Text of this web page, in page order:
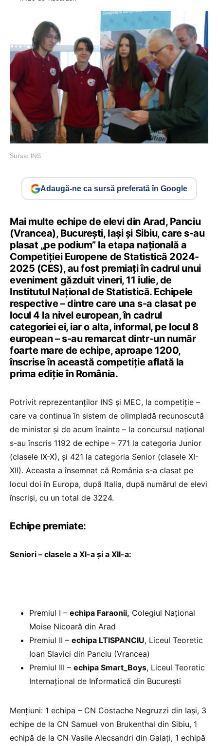
Sursa: INS
Adaugă-ne ca sursă preferată în Google
Mai multe echipe de elevi din Arad, Panciu
(Vrancea), București, Iași și Sibiu, care s-au
plasat „pe podium” la etapa națională a
Competiției Europene de Statistică 2024-
2025 (CES), au fost premiați în cadrul unui
eveniment găzduit vineri, 11 iulie, de
Institutul Național de Statistică. Echipele
respective – dintre care una s-a clasat pe
locul 4 la nivel european, în cadrul
categoriei ei, iar o alta, informal, pe locul 8
european – s-au remarcat dintr-un număr
foarte mare de echipe, aproape 1200,
înscrise în această competiție aflată la
prima ediție în România.
Potrivit reprezentanților INS și MEC, la competiție –
care va continua în sistem de olimpiadă recunoscută
de minister și de acum înainte – la concursul național
s-au înscris 1192 de echipe – 771 la categoria Junior
(clasele IX-X), și 421 la categoria Senior (clasele XI-
XII). Aceasta a însemnat că România s-a clasat pe
locul doi în Europa, după Italia, după numărul de elevi
înscriși, cu un total de 3224.
Echipe premiate:
Seniori – clasele a XI-a și a XII-a:
Premiul I – echipa Faraonii, Colegiul Național
Moise Nicoară din Arad
Premiul II – echipa LTISPANCIU, Liceul Teoretic
Ioan Slavici din Panciu (Vrancea)
Premiul III – echipa Smart_Boys, Liceul Teoretic
Internațional de Informatică din București
Mențiuni: 1 echipa – CN Costache Negruzzi din Iași, 3
echipe de la CN Samuel von Brukenthal din Sibiu, 1
echipă de la CN Vasile Alecsandri din Galați, 1 echipă